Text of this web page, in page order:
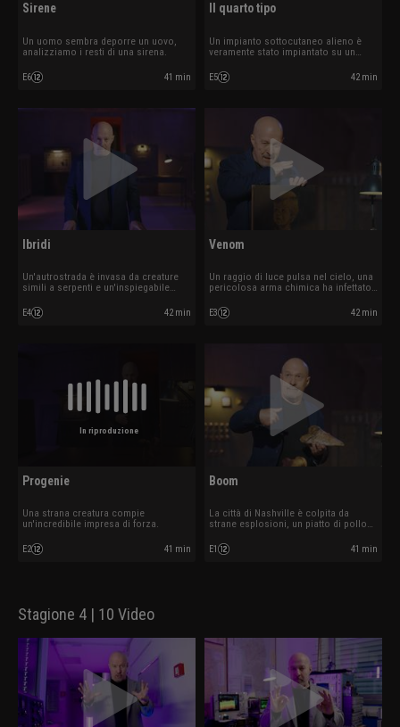
Sirene
Un uomo sembra deporre un uovo,
analizziamo i resti di una sirena.
E6 41 min
Il quarto tipo
Un impianto sottocutaneo alieno è
veramente stato impiantato su un
E5 42 min
Ibridi
Un'autrostrada è invasa da creature
simili a serpenti e un'inspiegabile
E4 42 min
Venom
Un raggio di luce pulsa nel cielo, una
pericolosa arma chimica ha infettato
E3 42 min
In riproduzione
Progenie
Una strana creatura compie
un'incredibile impresa di forza.
E2 41 min
Boom
La città di Nashville è colpita da
strane esplosioni, un piatto di pollo
E1 41 min
Stagione 4 | 10 Video